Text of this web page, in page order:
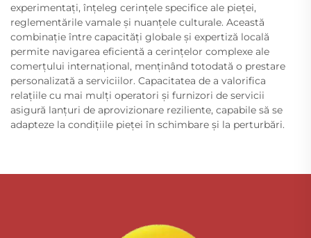
experimentați, înțeleg cerințele specifice ale pieței,
reglementările vamale și nuanțele culturale. Această
combinație între capacități globale și expertiză locală
permite navigarea eficientă a cerințelor complexe ale
comerțului internațional, menținând totodată o prestare
personalizată a serviciilor. Capacitatea de a valorifica
relațiile cu mai mulți operatori și furnizori de servicii
asigură lanțuri de aprovizionare reziliente, capabile să se
adapteze la condițiile pieței în schimbare și la perturbări.